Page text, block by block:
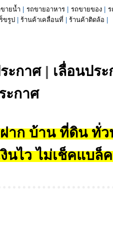
ายน้ำ รถขายอาหาร รถขายของ
ร
ขรูป ร้านค้าเคลื่อนที่ ร้านค้าติดล้อ
ะกาศ| เลื่อนปร
ะกาศ
าก บ้าน ที่ดิน ทั่ว
งินไว ไม่เช็คแบล็